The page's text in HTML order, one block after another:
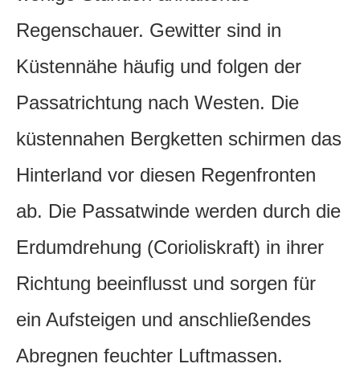
Regenschauer. Gewitter sind in
Küstennähe häufig und folgen der
Passatrichtung nach Westen. Die
küstennahen Bergketten schirmen das
Hinterland vor diesen Regenfronten
ab. Die Passatwinde werden durch die
Erdumdrehung (Corioliskraft) in ihrer
Richtung beeinflusst und sorgen für
ein Aufsteigen und anschließendes
Abregnen feuchter Luftmassen.